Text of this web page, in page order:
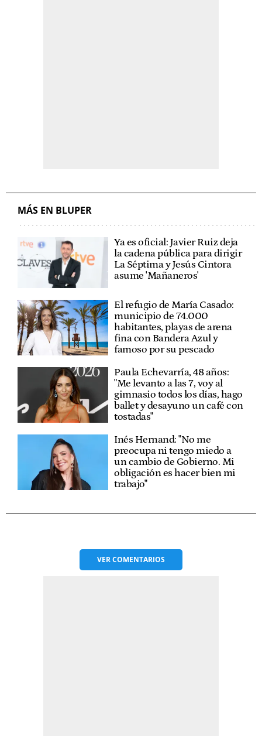
MÁS EN BLUPER
Ya es oficial: Javier Ruiz deja
la cadena pública para dirigir
La Séptima y Jesús Cintora
asume 'Mañaneros'
El refugio de María Casado:
municipio de 74.000
habitantes, playas de arena
fina con Bandera Azul y
famoso por su pescado
Paula Echevarría, 48 años:
"Me levanto a las 7, voy al
gimnasio todos los días, hago
ballet y desayuno un café con
tostadas"
Inés Hernand: "No me
preocupa ni tengo miedo a
un cambio de Gobierno. Mi
obligación es hacer bien mi
trabajo"
VERCOMENTARIOS